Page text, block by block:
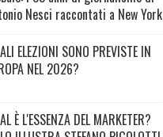
Nesci raccontati a New York
ELEZIONI SONO PREVISTE IN
NEL 2026?
È L'ESSENZA DEL MARKETER?